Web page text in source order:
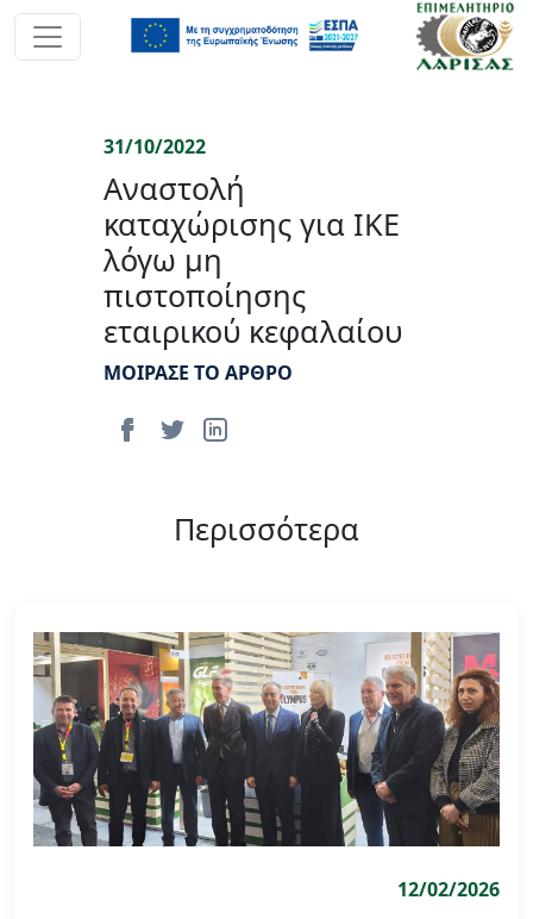
31/10/2022
Αναστολή
καταχώρισης για ΙΚΕ
λόγω μη
πιστοποίησης
εταιρικού κεφαλαίου
ΜΟΙΡΑΣΕ ΤΟ ΑΡΘΡΟ
Περισσότερα
12/02/2026